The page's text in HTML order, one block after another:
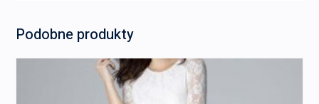
Podobne produkty